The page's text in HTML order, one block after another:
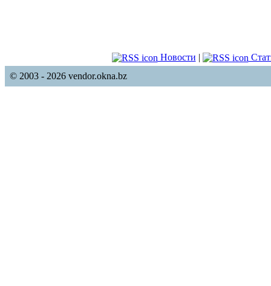
Новости |
© 2003 - 2026 vendor.okna.bz